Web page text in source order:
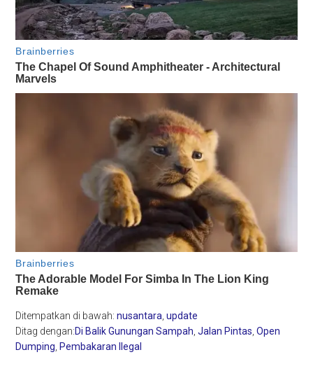
Ditempatkan di bawah:nusantara ,update
Ditag dengan:Di Balik Gunungan Sampah ,Jalan Pintas ,Open
Dumping Pembakaran Ilegal